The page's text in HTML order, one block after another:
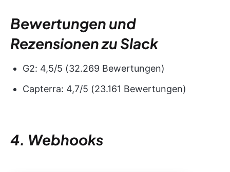
Bewertungen und
Rezensionen zu Slack
G2: 4,5/5 (32.269 Bewertungen)
Capterra: 4,7/5 (23.161 Bewertungen)
4. Webhooks